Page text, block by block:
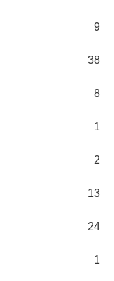
9
38
8
1
2
13
24
1